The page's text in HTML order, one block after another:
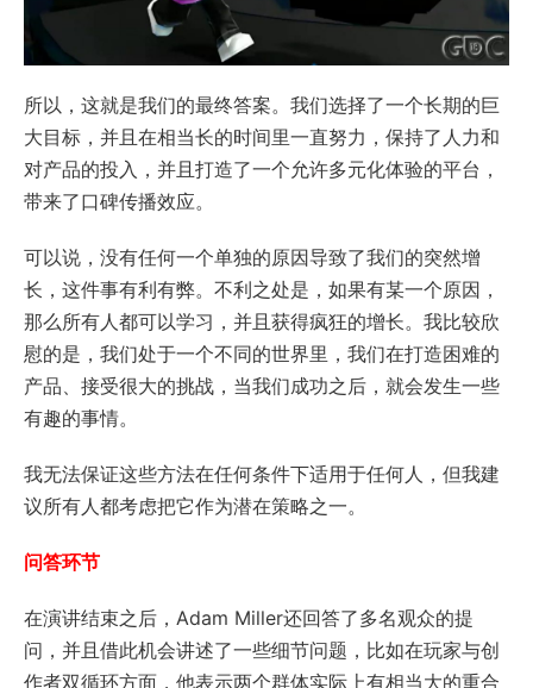
所以，这就是我们的最终答案。我们选择了一个长期的巨
大目标，并且在相当长的时间里一直努力，保持了人力和
对产品的投入，并且打造了一个允许多元化体验的平台，
带来了口碑传播效应。
可以说，没有任何一个单独的原因导致了我们的突然增
长，这件事有利有弊。不利之处是，如果有某一个原因，
那么所有人都可以学习，并且获得疯狂的增长。我比较欣
慰的是，我们处于一个不同的世界里，我们在打造困难的
产品、接受很大的挑战，当我们成功之后，就会发生一些
有趣的事情。
我无法保证这些方法在任何条件下适用于任何人，但我建
议所有人都考虑把它作为潜在策略之一。
问答环节
在演讲结束之后，Adam Miller还回答了多名观众的提
问，并且借此机会讲述了一些细节问题，比如在玩家与创
作者双循环方面，他表示两个群体实际上有相当大的重合